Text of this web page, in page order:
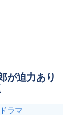
が迫力あり
ラマ